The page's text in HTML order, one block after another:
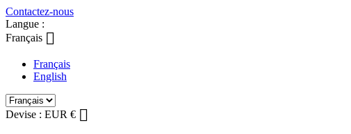
Contactez-nous
Langue :
Français 
Français
English
Devise : EUR € 